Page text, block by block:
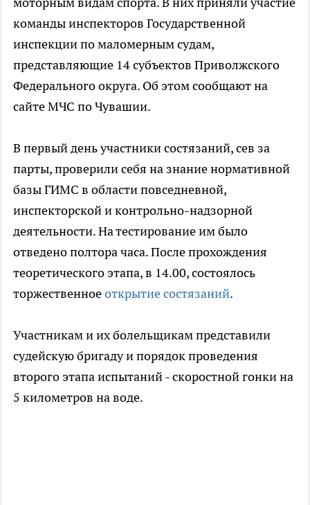
команды инспекторов Государственной
инспекции по маломерным судам,
представляющие 14 субъектов Приволжского
Федерального округа. Об этом сообщают на
сайте МЧС по Чувашии.
В первый день участники состязаний, сев за
парты, проверили себя на знание нормативной
базы ГИМС в области повседневной,
инспекторской и контрольно-надзорной
деятельности. На тестирование им было
отведено полтора часа. После прохождения
теоретического этапа, в 14.00, состоялось
торжественноеоткрытие состязаний.
Участникам и их болельщикам представили
судейскую бригаду и порядок проведения
второго этапа испытаний - скоростной гонки на
5 километров на воде.